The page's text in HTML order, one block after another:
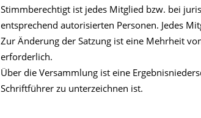
Stimmberechtigt ist jedes Mitglied bzw. bei
entsprechend autorisierten Personen. Jedes
Zur Änderung der Satzung ist eine Mehrheit
erforderlich.
Über die Versammlung ist eine
Schriftführer zu unterzeichnen ist.